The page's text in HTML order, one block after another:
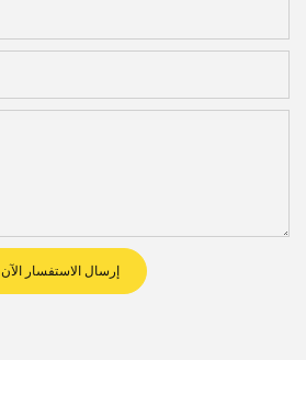
إرسال الاستفسار الآن